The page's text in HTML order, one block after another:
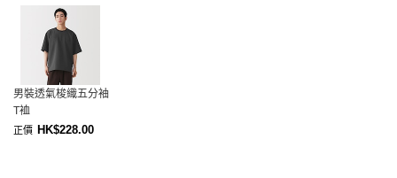
男裝透氣梭織五分袖
T裇
正價 HK$228.00